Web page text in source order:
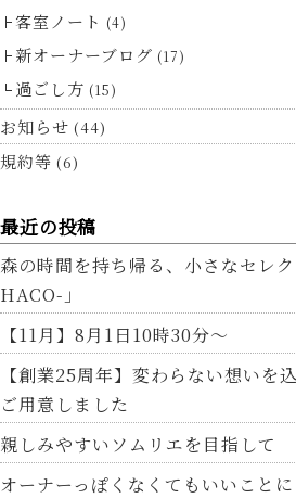
客室ノート (4)
新オーナーブログ (17)
過ごし方 (15)
お知らせ (44)
規約等 (6)
最近の投稿
森の時間を持ち帰る、小さなセレ
HACO-」
【11月】8月1日10時30分～
【創業25周年】変わらない想いを
ご用意しました
親しみやすいソムリエを目指して
オーナーっぽくなくてもいいこと